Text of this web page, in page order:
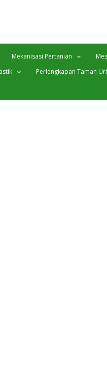
Mekanisasi Pertanian
Perlengkapan Taman